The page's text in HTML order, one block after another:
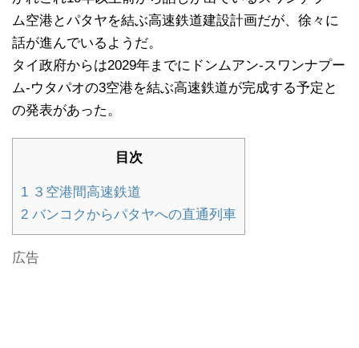
ム空港とパタヤを結ぶ高速鉄道建設計画だが、徐々に
話が進んでいるようだ。
タイ政府からは2029年までにドンムアン-スワンナプー
ム-ウタパオの3空港を結ぶ高速鉄道が完成する予定と
の発表があった。
目次
1 ３空港間高速鉄道
2 バンコクからパタヤへの直通列車
広告